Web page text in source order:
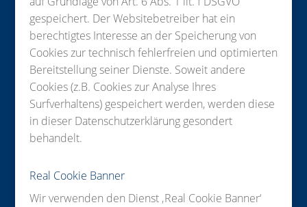
gespeichert. Der Websitebetreiber hat ein
berechtigtes Interesse an der Speicherung von
Cookies zur technisch fehlerfreien und optimierten
Bereitstellung seiner Dienste. Soweit andere
Cookies (z.B. Cookies zur Analyse Ihres
Surfverhaltens) gespeichert werden, werden diese
in dieser Datenschutzerklärung gesondert
behandelt.
Real Cookie Banner
Wir verwenden den Dienst ‚Real Cookie Banner‘